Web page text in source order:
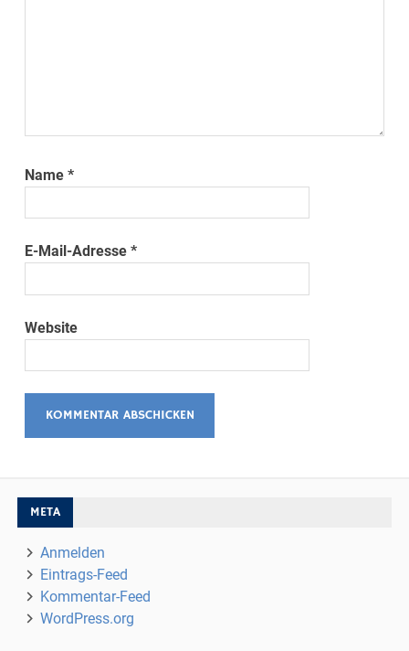
Name*
E-Mail-Adresse*
Website
META
Anmelden
Eintrags-Feed
Kommentar-Feed
WordPress.org